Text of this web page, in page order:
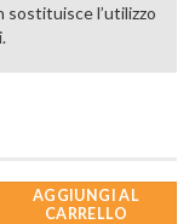
sostituisce l’utilizzo
AGGIUNGI AL
CARRELLO